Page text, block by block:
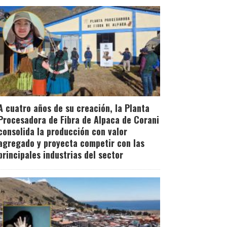
cuatro años de su creación, la Planta
de Fibra de Alpaca de Corani
la producción con valor
y proyecta competir con las
industrias del sector